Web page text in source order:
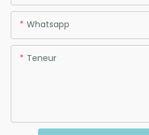
Whatsapp
Teneur